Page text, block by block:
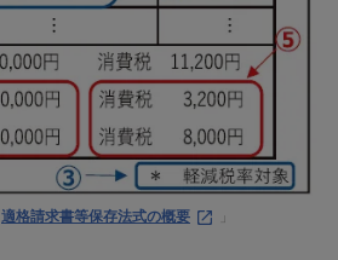
適格請求書等保存法式の概要 」